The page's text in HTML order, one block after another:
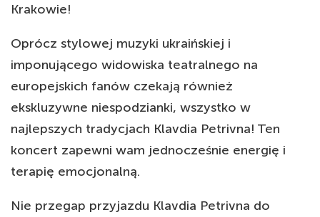
Krakowie!
Oprócz stylowej muzyki ukraińskiej i
imponującego widowiska teatralnego na
europejskich fanów czekają również
ekskluzywne niespodzianki, wszystko w
najlepszych tradycjach Klavdia Petrivna! Ten
koncert zapewni wam jednocześnie energię i
terapię emocjonalną.
Nie przegap przyjazdu Klavdia Petrivna do